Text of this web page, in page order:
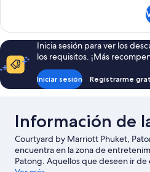
familiar,
cama
doble
Inicia sesión para ver los
los requisitos. ¡Más
Iniciar sesión Registrarme
Información de
Courtyard by Marriott Phuket,
encuentra en la zona de
Patong. Aquellos que deseen ir